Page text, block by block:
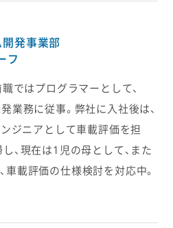
開発事業部
フ
ではプログラマーとして、
業務に従事。弊社に入社後は、
ジニアとして車載評価を担
、現在は1児の母として、また
車載評価の仕様検討を対応中。